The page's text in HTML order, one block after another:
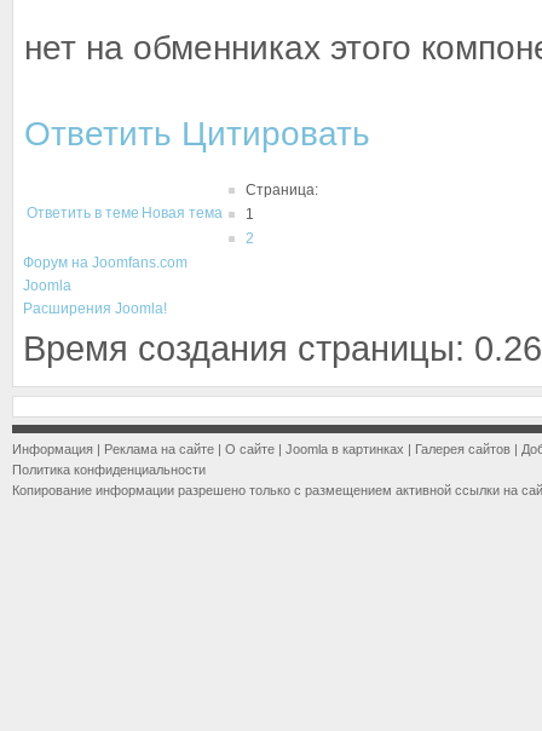
нет на обменниках этого
Ответить Цитировать
Ответить в теме Новая тема
Страница:
1
2
Форум на Joomfans.com
Joomla
Расширения Joomla!
Время создания страницы:
Информация | Реклама на сайте | О сайте | Joomla в картинках | Галерея сайтов |
Политика конфиденциальности
Копирование информации разрешено только с размещением активной ссылки на